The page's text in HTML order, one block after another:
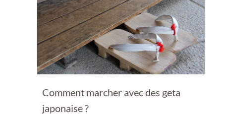
Comment marcher avec des geta
japonaise ?